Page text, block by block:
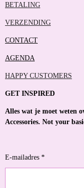
BETALING
VERZENDING
CONTACT
AGENDA
HAPPY CUSTOMERS
GET INSPIRED
Alles wat je moet weten
Accessories. Not your
E-mailadres *